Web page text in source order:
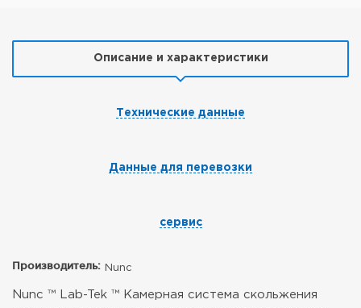
Описание и характеристики
Технические данные
Данные для перевозки
сервис
Производитель: Nunc
Nunc ™ Lab-Tek ™ Камерная система скольжения